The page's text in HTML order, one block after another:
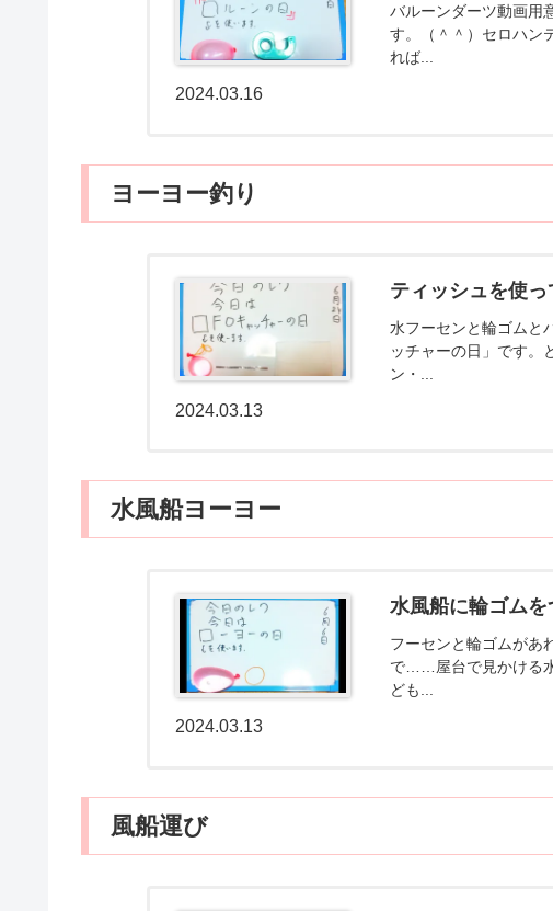
バルーンダーツ動画用
す。（＾＾）セロハン
れば...
2024.03.16
ヨーヨー釣り
ティッシュを使っ
水フーセンと輪ゴムと
ッチャーの日」です
ン・...
2024.03.13
水風船ヨーヨー
水風船に輪ゴム
フーセンと輪ゴムがあ
で……屋台で見かける
ども...
2024.03.13
風船運び